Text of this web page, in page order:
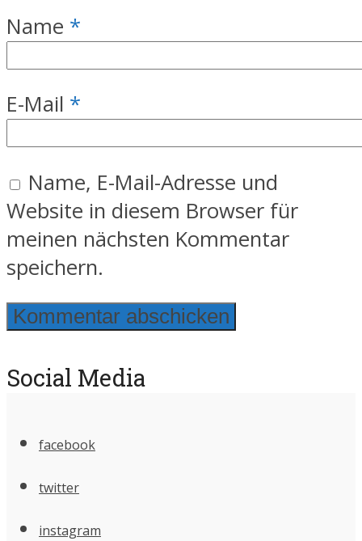
Name *
E-Mail *
Name, E-Mail-Adresse und
Website in diesem Browser für
meinen nächsten Kommentar
speichern.
Social Media
facebook
twitter
instagram